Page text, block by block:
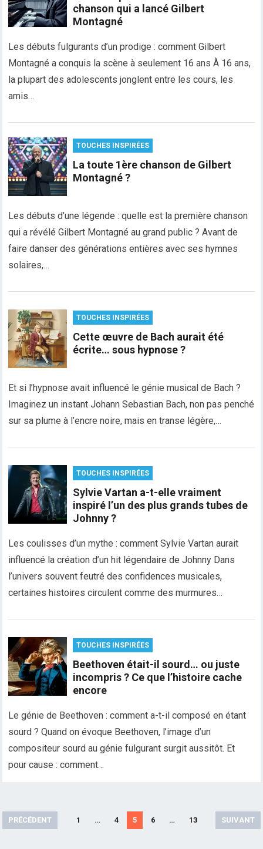
chanson qui a lancé Gilbert
Montagné
Les débuts fulgurants d’un prodige : comment Gilbert
Montagné a conquis la scène à seulement 16 ans À 16 ans,
la plupart des adolescents jonglent entre les cours, les
amis…
TOUCHES INSPIRÉES
La toute 1ère chanson de Gilbert
Montagné ?
Les débuts d’une légende : quelle est la première chanson
qui a révélé Gilbert Montagné au grand public ? Avant de
faire danser des générations entières avec ses hymnes
solaires,…
TOUCHES INSPIRÉES
Cette œuvre de Bach aurait été
écrite… sous hypnose ?
Et si l’hypnose avait influencé le génie musical de Bach ?
Imaginez un instant Johann Sebastian Bach, non pas penché
sur sa plume à l’encre noire, mais en transe légère,…
TOUCHES INSPIRÉES
Sylvie Vartan a-t-elle vraiment
inspiré l’un des plus grands tubes de
Johnny ?
Les coulisses d’un mythe : comment Sylvie Vartan aurait
influencé la création d’un hit légendaire de Johnny Dans
l’univers souvent feutré des confidences musicales,
certaines histoires circulent comme des murmures…
TOUCHES INSPIRÉES
Beethoven était-il sourd… ou juste
incompris ? Ce que l’histoire cache
encore
Le génie de Beethoven : comment a-t-il composé en étant
sourd ? Quand on évoque Beethoven, l’image d’un
compositeur sourd au génie fulgurant surgit aussitôt. Et
pour cause : comment…
Pagination
des
PRÉCÉDENT 1 … 4 5 6 … 13 SUIVANT